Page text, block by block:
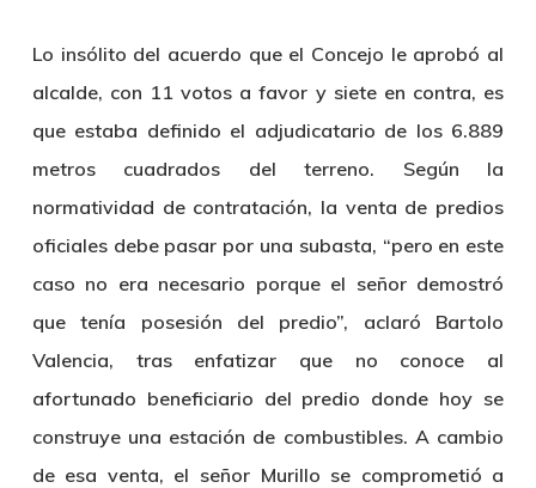
Lo insólito del acuerdo que el Concejo le aprobó al
alcalde, con 11 votos a favor y siete en contra, es
que estaba definido el adjudicatario de los 6.889
metros cuadrados del terreno. Según la
normatividad de contratación, la venta de predios
oficiales debe pasar por una subasta, “pero en este
caso no era necesario porque el señor demostró
que tenía posesión del predio”, aclaró Bartolo
Valencia, tras enfatizar que no conoce al
afortunado beneficiario del predio donde hoy se
construye una estación de combustibles. A cambio
de esa venta, el señor Murillo se comprometió a